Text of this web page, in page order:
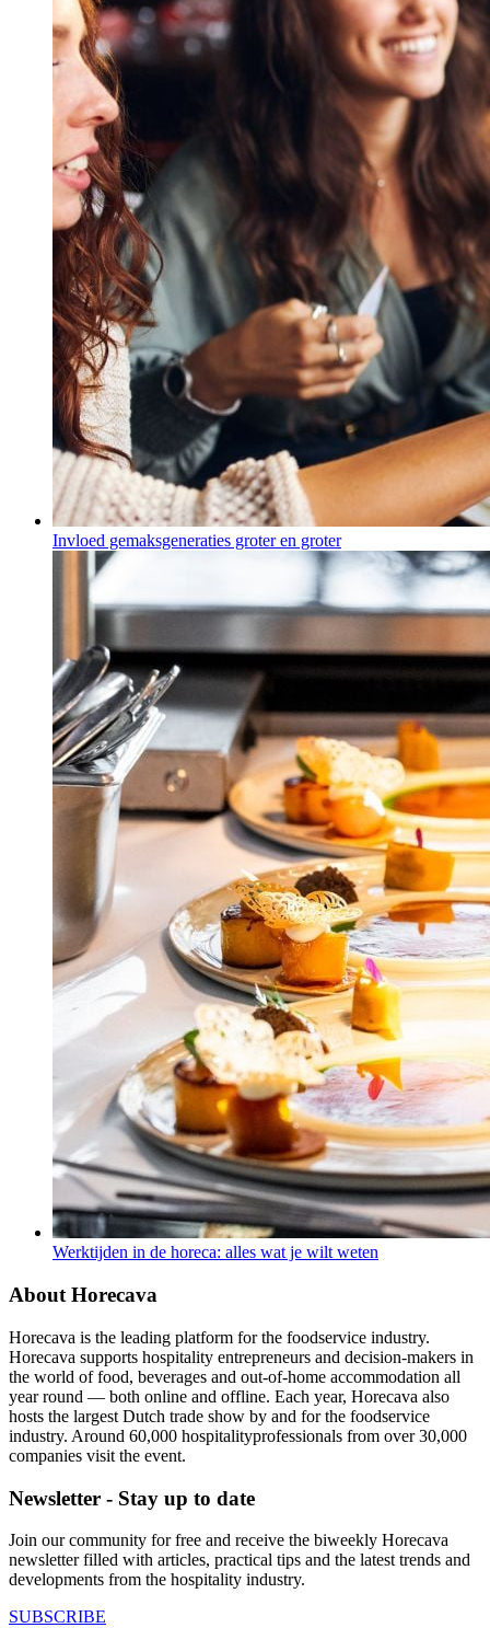
Invloed gemaksgeneraties groter en groter
Werktijden in de horeca: alles wat je wilt weten
About Horecava
Horecava is the leading platform for the foodservice industry.
Horecava supports hospitality entrepreneurs and decision-makers in
the world of food, beverages and out-of-home accommodation all
year round — both online and offline. Each year, Horecava also
hosts the largest Dutch trade show by and for the foodservice
industry. Around 60,000 hospitalityprofessionals from over 30,000
companies visit the event.
Newsletter - Stay up to date
Join our community for free and receive the biweekly Horecava
newsletter filled with articles, practical tips and the latest trends and
developments from the hospitality industry.
SUBSCRIBE